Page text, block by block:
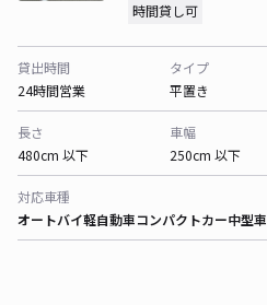
時間貸し可
貸出時間
24時間営業
タイプ
平置き
長さ
480cm 以下
車幅
250cm 以下
対応車種
オートバイ軽自動車コンパクトカー中型車